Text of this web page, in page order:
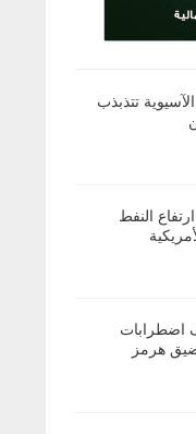
تتذبذب
النفط
اضطرابات
هرمز